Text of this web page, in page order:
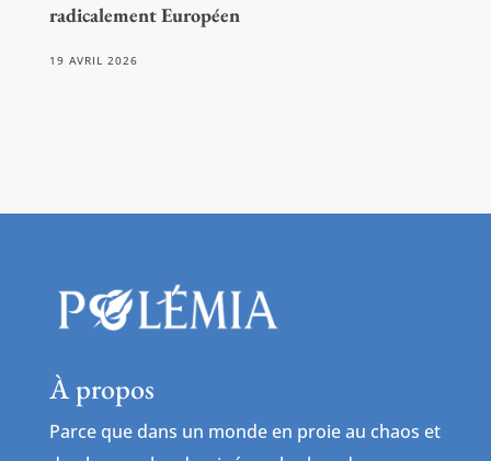
radicalement Européen
19 AVRIL 2026
À propos
Parce que dans un monde en proie au chaos et